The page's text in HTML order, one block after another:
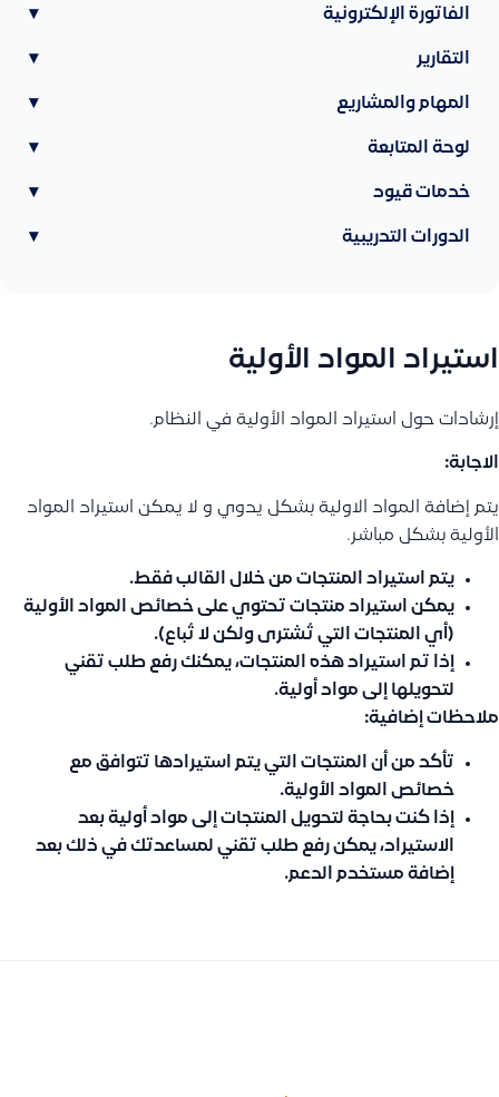
الفاتورة الإلكترونية ▾
التقارير ▾
المهام والمشاريع ▾
لوحة المتابعة ▾
خدمات قيود ▾
الدورات التدريبية ▾
استيراد المواد الأولية
إرشادات حول استيراد المواد الأولية في النظام.
الاجابة:
يتم إضافة المواد الاولية بشكل يدوي و لا يمكن استيراد المواد
الأولية بشكل مباشر.
يتم استيراد المنتجات من خلال القالب فقط.
يمكن استيراد منتجات تحتوي على خصائص المواد الأولية
(أي المنتجات التي تُشترى ولكن لا تُباع).
إذا تم استيراد هذه المنتجات، يمكنك رفع طلب تقني
لتحويلها إلى مواد أولية.
ملاحظات إضافية:
تأكد من أن المنتجات التي يتم استيرادها تتوافق مع
خصائص المواد الأولية.
إذا كنت بحاجة لتحويل المنتجات إلى مواد أولية بعد
الاستيراد، يمكن رفع طلب تقني لمساعدتك في ذلك بعد
إضافة مستخدم الدعم.